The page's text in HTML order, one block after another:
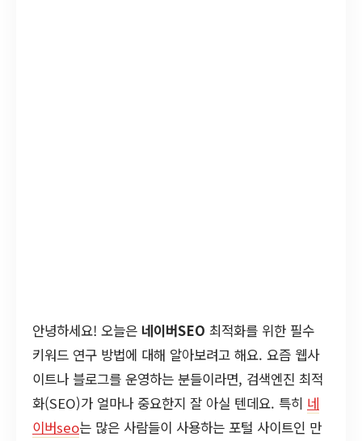
안녕하세요! 오늘은 네이버SEO 최적화를 위한 필수
키워드 연구 방법에 대해 알아보려고 해요. 요즘 웹사
이트나 블로그를 운영하는 분들이라면, 검색엔진 최적
화(SEO)가 얼마나 중요한지 잘 아실 텐데요. 특히 네
이버seo는 많은 사람들이 사용하는 포털 사이트인 만